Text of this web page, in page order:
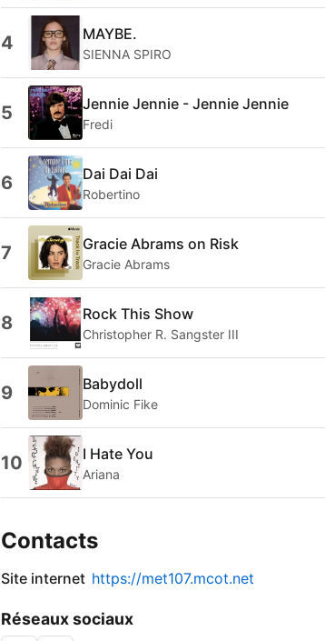
4 MAYBE.
SIENNA SPIRO
5 Jennie Jennie - Jennie Jennie
Fredi
6 Dai Dai Dai
Robertino
7 Gracie Abrams on Risk
Gracie Abrams
8 Rock This Show
Christopher R. Sangster III
9 Babydoll
Dominic Fike
10 I Hate You
Ariana
Contacts
Site internet https://met107.mcot.net
Réseaux sociaux